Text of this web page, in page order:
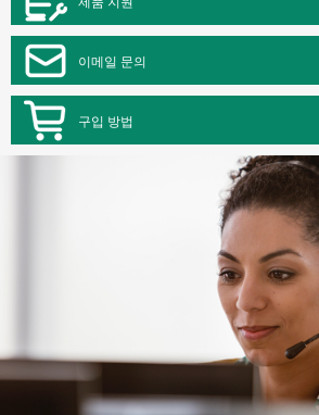
이메일 문의
구입 방법